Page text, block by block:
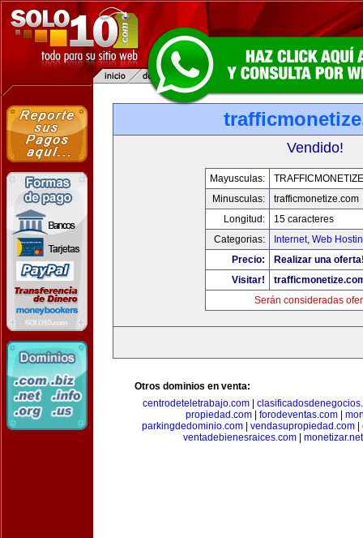
Vendido!
Mayusculas:
Minusculas:
trafficmonetize.com
Longitud:
15 caracteres
Categorias:
Internet, Web
Precio:
Realizar una
Visitar!
Serán consideradas
Otros dominios en venta:
centrodeteletrabajo.com
propiedad.com
forodeventas.com
parkingdedominio.com| vendasupropiedad.com|
ventadebienesraices.com
monetizar.net